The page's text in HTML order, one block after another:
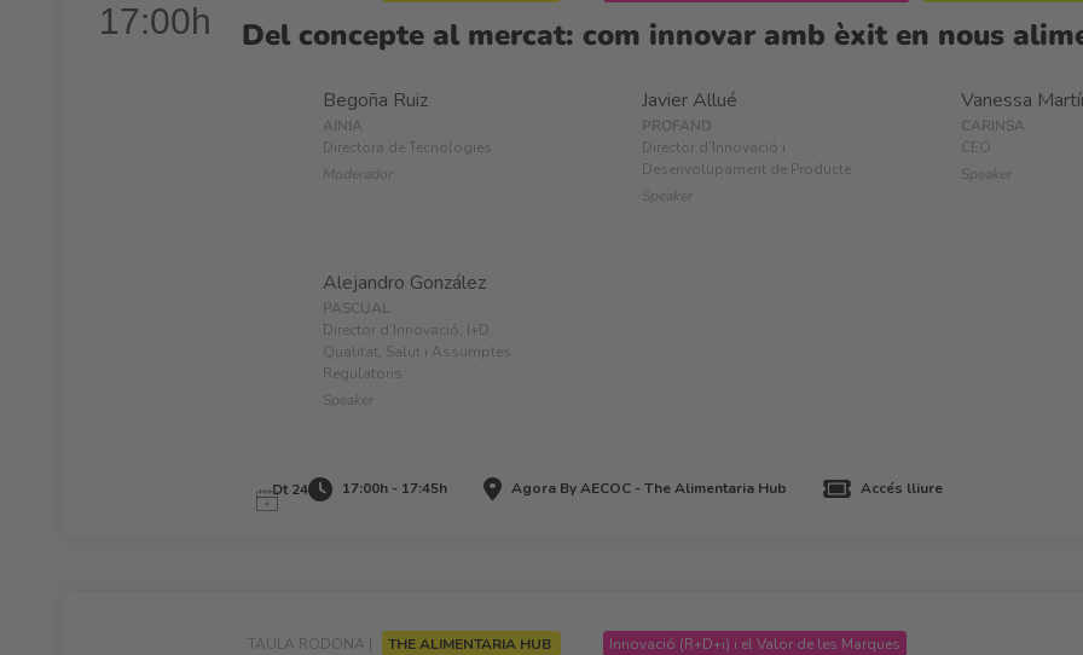
17:00h Del concepte al mercat: com innovar amb èxit en nous
Begoña Ruiz
AINIA
Directora de Tecnologies
Moderador
Javier Allué
PROFAND
Director d’Innovació i
Desenvolupament de Producte
Speaker
Vanessa
CARINSA
CEO
Speaker
Alejandro González
PASCUAL
Director d’Innovació, I+D,
Qualitat, Salut i Assumptes
Regulatoris
Speaker
Dt 24 17:00h - 17:45h Agora By AECOC - The Alimentaria Hub Accés lliure
TAULA RODONA | THE ALIMENTARIA HUB Innovació (R+D+i) i el Valor de les Marques